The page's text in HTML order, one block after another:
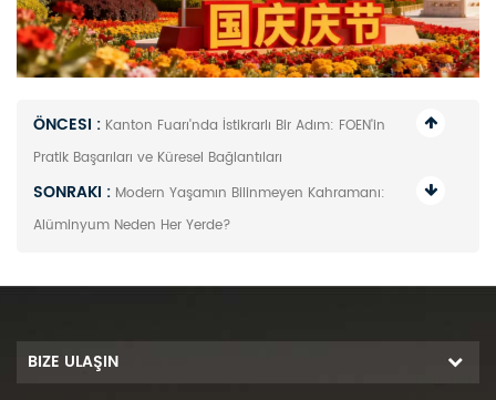
ÖNCESI : Kanton Fuarı'nda İstikrarlı Bir Adım: FOEN'in
Pratik Başarıları ve Küresel Bağlantıları
SONRAKI : Modern Yaşamın Bilinmeyen Kahramanı:
Alüminyum Neden Her Yerde?
BIZE ULAŞIN